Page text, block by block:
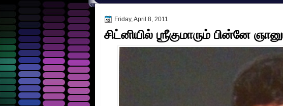
Friday, April 8, 2011
சிட்னியில் ஶ்ரீகுமாரும் பின்னே